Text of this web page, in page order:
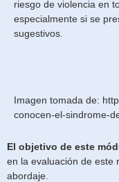
Imagen tomada de:
conocen-el-sindrome-
riesgo de violencia en
especialmente si se
sugestivos.
El objetivo de este
en la evaluación de este
abordaje.